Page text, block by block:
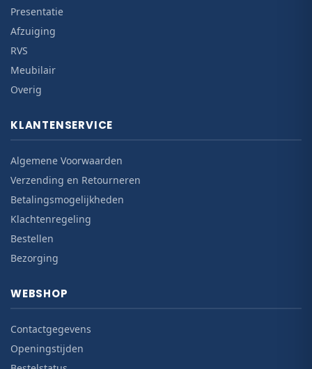
Presentatie
Afzuiging
RVS
Meubilair
Overig
KLANTENSERVICE
Algemene Voorwaarden
Verzending en Retourneren
Betalingsmogelijkheden
Klachtenregeling
Bestellen
Bezorging
WEBSHOP
Contactgegevens
Openingstijden